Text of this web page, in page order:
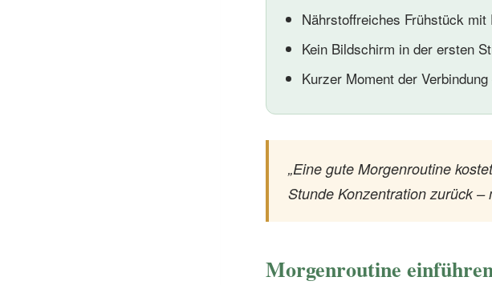
Nährstoffreiches Frühstück
Kein Bildschirm in der ersten
Kurzer Moment der
„Eine gute Morgenroutine
Stunde Konzentration zurück –
Morgenroutine